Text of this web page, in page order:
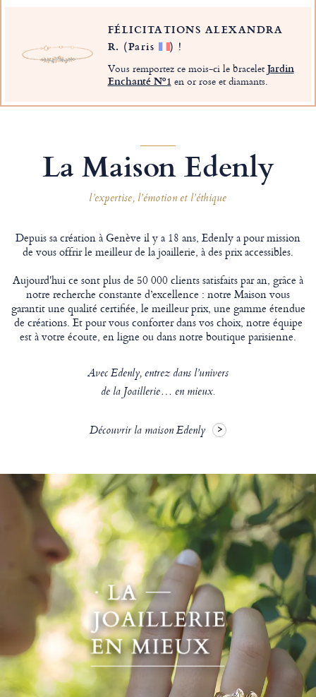
FÉLICITATIONS ALEXANDRA
R. (Paris ) !
Vous remportez ce mois-ci le braceletJardin
Enchanté Nº1 en or rose et diamants.
La Maison Edenly
l’expertise, l’émotion et l’éthique
Depuis sa création à Genève il y a 18 ans, Edenly a pour mission
de vous offrir le meilleur de la joaillerie, à des prix accessibles.
Aujourd'hui ce sont plus de 50 000 clients satisfaits par an, grâce à
notre recherche constante d’excellence : notre Maison vous
garantit une qualité certifiée, le meilleur prix, une gamme étendue
de créations. Et pour vous conforter dans vos choix, notre équipe
est à votre écoute, en ligne ou dans notre boutique parisienne.
Avec Edenly, entrez dans l’univers
de la Joaillerie… en mieux.
Découvrir la maison Edenly